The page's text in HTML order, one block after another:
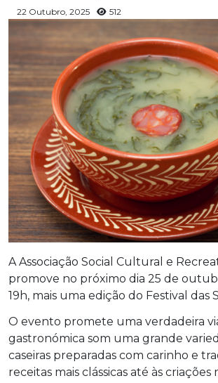
22 Outubro, 2025 512
A Associação Social Cultural e
promove no próximo dia 25 de
19h, mais uma edição do Festival das
O evento promete uma verdadeira
gastronómica som uma grande
caseiras preparadas com carinho e
receitas mais clássicas até às criações